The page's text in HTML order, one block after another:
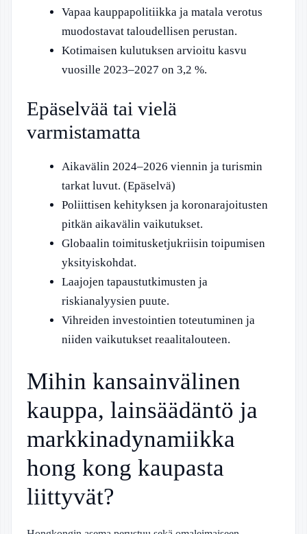
Vapaa kauppapolitiikka ja matala verotus
muodostavat taloudellisen perustan.
Kotimaisen kulutuksen arvioitu kasvu
vuosille 2023–2027 on 3,2 %.
Epäselvää tai vielä
varmistamatta
Aikavälin 2024–2026 viennin ja turismin
tarkat luvut. (Epäselvä)
Poliittisen kehityksen ja koronarajoitusten
pitkän aikavälin vaikutukset.
Globaalin toimitusketjukriisin toipumisen
yksityiskohdat.
Laajojen tapaustutkimusten ja
riskianalyysien puute.
Vihreiden investointien toteutuminen ja
niiden vaikutukset reaalitalouteen.
Mihin kansainvälinen
kauppa, lainsäädäntö ja
markkinadynamiikka
hong kong kaupasta
liittyvät?